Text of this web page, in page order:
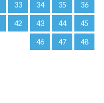
33 34 35 36
42 43 44 45
46 47 48